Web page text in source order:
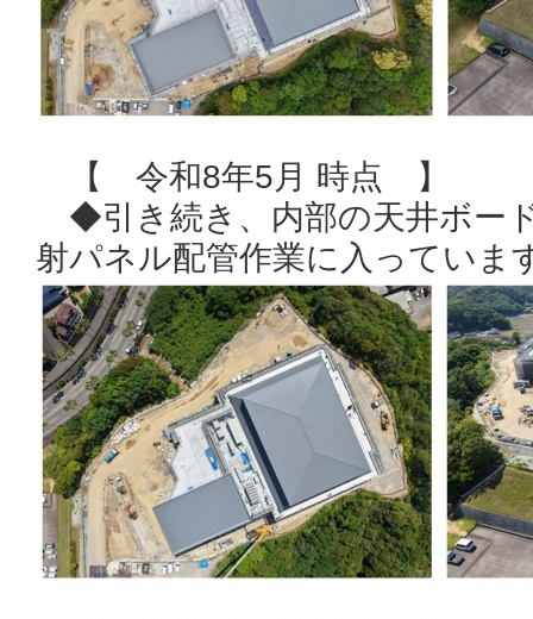
【 令和8年5月 時点 】
◆引き続き、内部の天井ボー
射パネル配管作業に入っていま